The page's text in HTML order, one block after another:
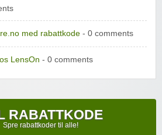
med rabattkode - 0 comments
LensOn - 0 comments
RABATTKODE
Spre rabattkoder til alle!